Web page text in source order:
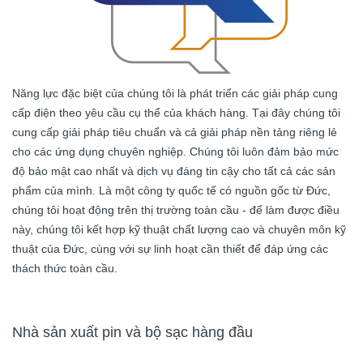
Năng lực đặc biệt của chúng tôi là phát triển các giải pháp cung
cấp điện theo yêu cầu cụ thể của khách hàng. Tại đây chúng tôi
cung cấp giải pháp tiêu chuẩn và cả giải pháp nền tảng riêng lẻ
cho các ứng dụng chuyên nghiệp. Chúng tôi luôn đảm bảo mức
độ bảo mật cao nhất và dịch vụ đáng tin cậy cho tất cả các sản
phẩm của mình. Là một công ty quốc tế có nguồn gốc từ Đức,
chúng tôi hoạt động trên thị trường toàn cầu - để làm được điều
này, chúng tôi kết hợp kỹ thuật chất lượng cao và chuyên môn kỹ
thuật của Đức, cùng với sự linh hoạt cần thiết để đáp ứng các
thách thức toàn cầu.
Nhà sản xuất pin và bộ sạc hàng đầu